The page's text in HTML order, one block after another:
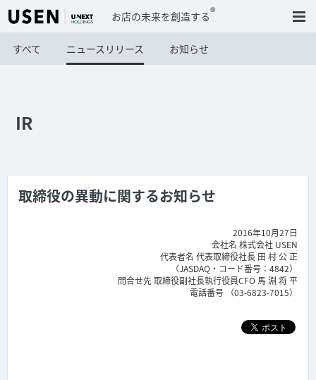
お店の未来を創造する®
すべて ニュースリリース お知らせ
IR
取締役の異動に関するお知らせ
2016年10月27日
会社名 株式会社 USEN
代表者名 代表取締役社長 田 村 公 正
（JASDAQ・コード番号：4842）
問合せ先 取締役副社長執行役員CFO 馬 淵 将 平
電話番号 （03-6823-7015）